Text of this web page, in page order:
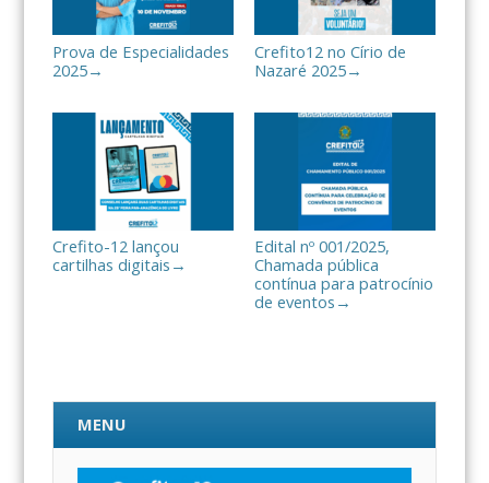
Prova de Especialidades
2025→
Crefito12 no Círio de
Nazaré 2025→
Crefito-12 lançou
cartilhas digitais →
Edital nº 001/2025,
Chamada pública
contínua para patrocínio
de eventos →
MENU